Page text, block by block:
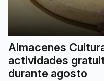
Almacenes
actividades
durante agosto